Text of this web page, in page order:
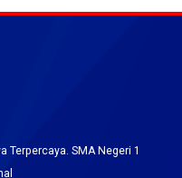
Terpercaya. SMA Negeri 1